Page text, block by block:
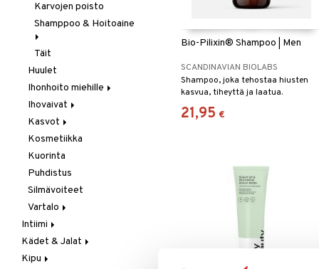
Bio-Pilixin® Shampoo | Men
SCANDINAVIAN BIOLABS
Shampoo, joka tehostaa hiusten
kasvua, tiheyttä ja laatua.
21,95 €
Karvojen poisto
Shamppoo & Hoitoaine
Hoitoaine
Shamppoo
Täit
Huulet
Ihonhoito miehille
Parranajo / Sheivaus
Puhdistus
Ihovaivat
Akne
Ekseema
Kuiva iho
Ongelmaiho
Kasvot
Akne
Kasvovoiteet
Herkkä iho
Kuiva iho
Normaali iho
Rasvainen iho
Ongelmaiho
Kosmetiikka
Kuorinta
Puhdistus
Silmävoiteet
Vartalo
Deodorantit
Intiimihygienia
Kuorinta
Intiimi
Ehkäisyvälineet
Inkontinenssi
Kädet & Jalat
Jalkojen hoito
Kipu